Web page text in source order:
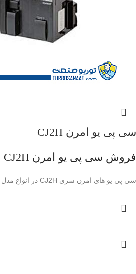
سی پی یو امرن CJ2H
فروش سی پی یو امرن CJ2H
سی پی یو های امرن سری CJ2H در انواع مدل از جمله CPU65-EIP ،CPU65 و غیره قابل عرضه می باشند.